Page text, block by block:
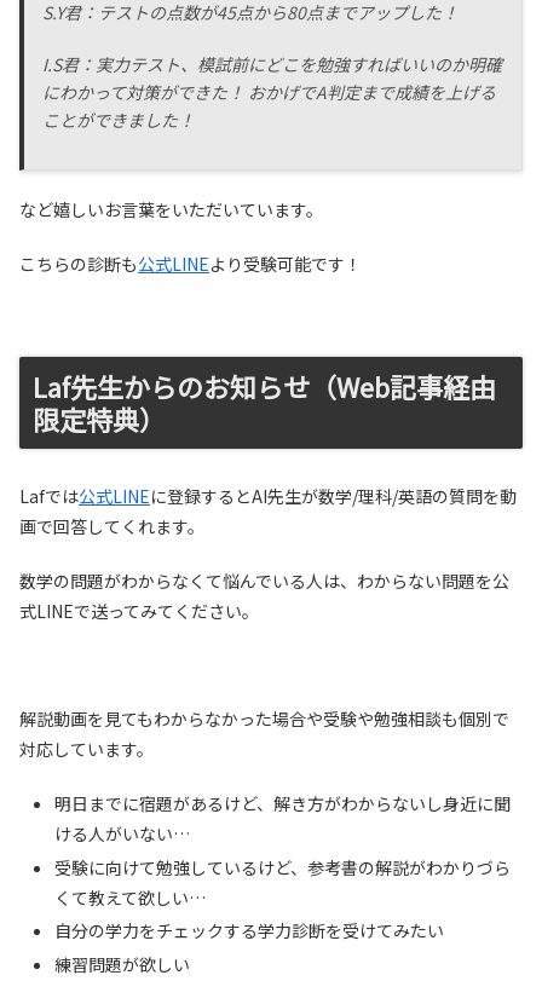
12 等分された弧が1個で15°
∠FBK=15°×5個分となり、
S.Y君：テストの点数が45点から80点までアップした！
I.S君：実力テスト、模試前にどこを勉強すればいいのか明確
にわかって対策ができた！ おかげでA判定まで成績を上げる
ことができました！
など嬉しいお言葉をいただいています。
こちらの診断も公式LINEより受験可能です！
Laf先生からのお知らせ（Web記事経由
限定特典）
Lafでは公式LINEに登録するとAI先生が数学/理科/英語の質問を動
画で回答してくれます。
数学の問題がわからなくて悩んでいる人は、わからない問題を公
式LINEで送ってみてください。
解説動画を見てもわからなかった場合や受験や勉強相談も個別で
対応しています。
明日までに宿題があるけど、解き方がわからないし身近に聞
ける人がいない…
受験に向けて勉強しているけど、参考書の解説がわかりづら
くて教えて欲しい…
自分の学力をチェックする学力診断を受けてみたい
練習問題が欲しい